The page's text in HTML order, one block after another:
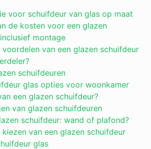
voor schuifdeur van glas op maat
de kosten voor een glazen
montage
van een glazen schuifdeur
schuifdeuren
glas opties voor woonkamer
een glazen schuifdeur?
van glazen schuifdeuren
schuifdeur: wand of plafond?
van een glazen schuifdeur
glas